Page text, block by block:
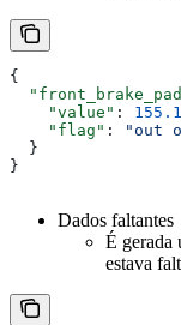
{
    "value"
:
    "flag"
:
"out
  }
}
Dados faltantes
É gerada
estava